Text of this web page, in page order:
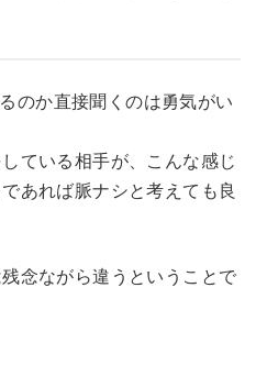
のか直接聞くのは勇気がい
ている相手が、こんな感じ
あれば脈ナシと考えても良
念ながら違うということで